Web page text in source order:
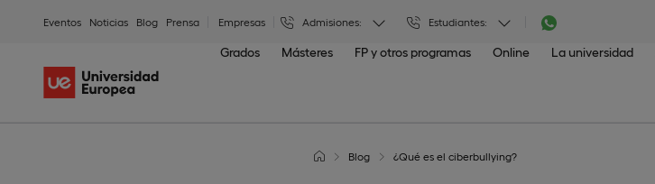
Eventos Noticias Blog Prensa Empresas Admisiones: Estudiantes:
Grados Másteres FP y otros programas Online La universidad
Blog ¿Qué es el ciberbullying?